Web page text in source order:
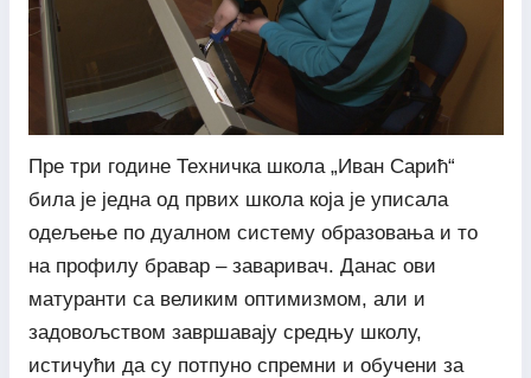
Пре три године Техничка школа „Иван Сарић“
била је једна од првих школа која је уписала
одељење по дуалном систему образовања и то
на профилу бравар – заваривач. Данас ови
матуранти са великим оптимизмом, али и
задовољством завршавају средњу школу,
истичући да су потпуно спремни и обучени за